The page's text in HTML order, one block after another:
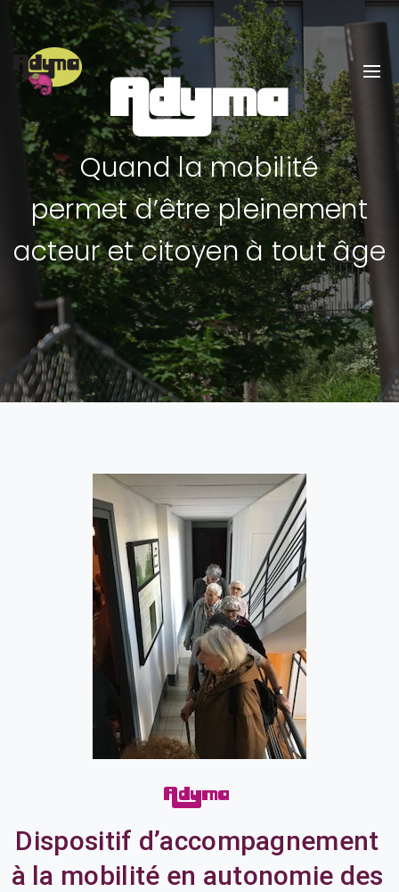
Adyma
Quand la mobilité
permet d’être pleinement
acteur et citoyen à tout âge
Adyma
Dispositif d’accompagnement
à la mobilité en autonomie des